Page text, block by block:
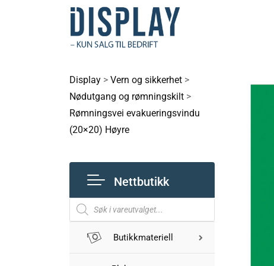
Display > Vern og sikkerhet >
Nødutgang og rømningskilt >
Rømningsvei evakueringsvindu
(20×20) Høyre
Nettbutikk
Butikkmateriell